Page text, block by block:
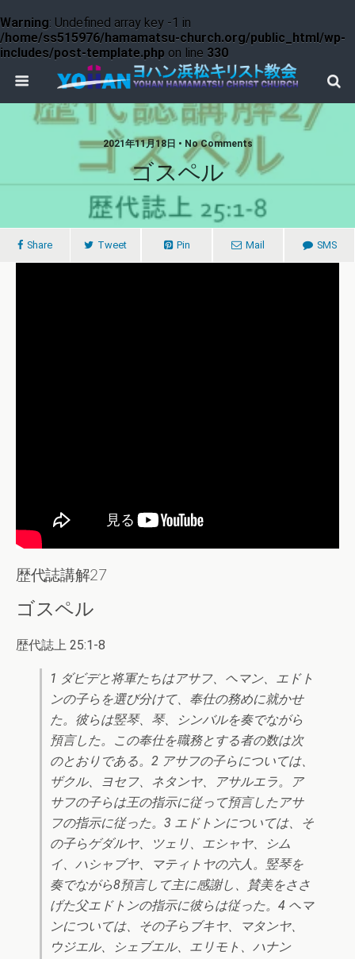
Warning: Undefined array key -1 in
/home/ss515976/hamamatsu-church.org/public_html/wp-
includes/post-template.php on line 330
2021年11月18日 • No Comments
ゴスペル
Share Tweet Pin Mail SMS
歴代誌講解27
ゴスペル
歴代誌上 25:1-8
1 ダビデと将軍たちはアサフ、ヘマン、エドト
ンの子らを選び分けて、奉仕の務めに就かせ
た。彼らは竪琴、琴、シンバルを奏でながら
預言した。この奉仕を職務とする者の数は次
のとおりである。2 アサフの子らについては、
ザクル、ヨセフ、ネタンヤ、アサルエラ。ア
サフの子らは王の指示に従って預言したアサ
フの指示に従った。3 エドトンについては、そ
の子らゲダルヤ、ツェリ、エシャヤ、シム
イ、ハシャブヤ、マティトヤの六人。竪琴を
奏でながら8預言して主に感謝し、賛美をささ
げた父エドトンの指示に彼らは従った。4 ヘマ
ンについては、その子らブキヤ、マタンヤ、
ウジエル、シェブエル、エリモト、ハナン